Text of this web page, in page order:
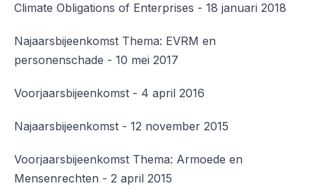
Climate Obligations of Enterprises - 18 januari 2018
Najaarsbijeenkomst Thema: EVRM en
personenschade - 10 mei 2017
Voorjaarsbijeenkomst - 4 april 2016
Najaarsbijeenkomst - 12 november 2015
Voorjaarsbijeenkomst Thema: Armoede en
Mensenrechten - 2 april 2015